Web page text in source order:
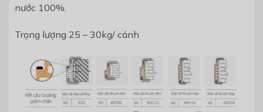
nước 100%,
Trọng lượng 25 – 30kg/ cánh